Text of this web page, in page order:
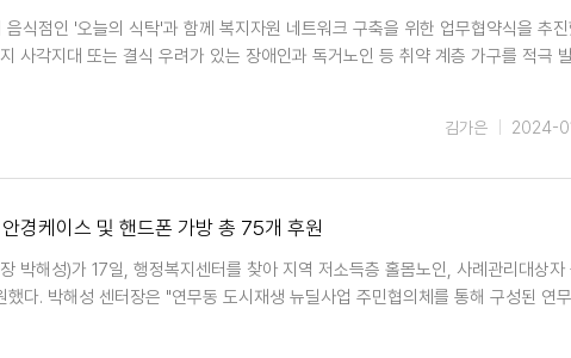
식점인 '오늘의 식탁'과 함께 복지자원 네트워크 구축을 위한 업무협약식을 추진
사각지대 또는 결식 우려가 있는 장애인과 독거노인 등 취약 계층 가구를 적극
2024-
김가은
경케이스 및 핸드폰 가방 총 75개 후원
박해성)가 17일, 행정복지센터를 찾아 지역 저소득층 홀몸노인, 사례관리대상자
다. 박해성 센터장은 "연무동 도시재생 뉴딜사업 주민협의체를 통해 구성된 연